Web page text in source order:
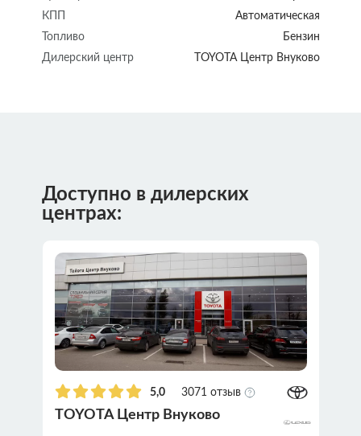
КПП
Автоматическая
Топливо
Бензин
Дилерский центр
TOYOTA Центр Внуково
Доступно в дилерских
центрах:
5,0 3071 отзыв
TOYOTA Центр Внуково